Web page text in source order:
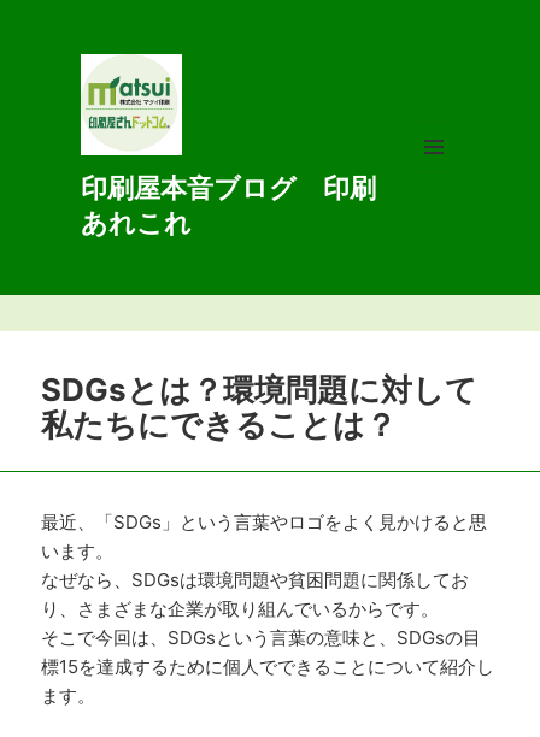
印刷屋本音ブログ 印刷
あれこれ
SDGsとは？環境問題に対して
私たちにできることは？
最近、「SDGs」という言葉やロゴをよく見かけると思
います。
なぜなら、SDGsは環境問題や貧困問題に関係してお
り、さまざまな企業が取り組んでいるからです。
そこで今回は、SDGsという言葉の意味と、SDGsの目
標15を達成するために個人でできることについて紹介し
ます。